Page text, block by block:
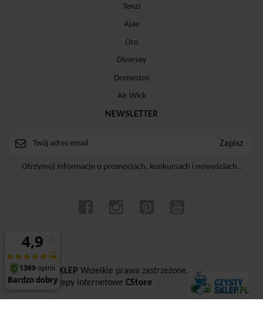
Tenzi
Ajax
Oro
Diversey
Domestos
Air Wick
NEWSLETTER
Otrzymuj informacje o promocjach, konkursach i nowościach..
ⓒCZYSTYSKLEP Wszelkie prawa zastrzeżone.
Sklepy internetowe CStore